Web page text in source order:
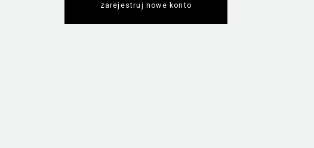
zarejestruj nowe konto